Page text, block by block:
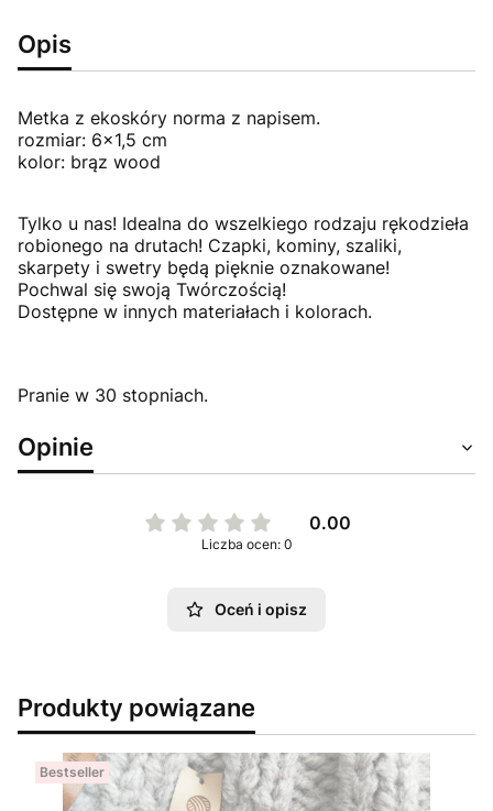
Opis
Metka z ekoskóry norma z napisem.
rozmiar: 6x1,5 cm
kolor: brąz wood
Tylko u nas! Idealna do wszelkiego rodzaju rękodzieła
robionego na drutach! Czapki, kominy, szaliki,
skarpety i swetry będą pięknie oznakowane!
Pochwal się swoją Twórczością!
Dostępne w innych materiałach i kolorach.
Pranie w 30 stopniach.
Opinie
0.00
Liczba ocen: 0
Oceń i opisz
Produkty powiązane
Bestseller